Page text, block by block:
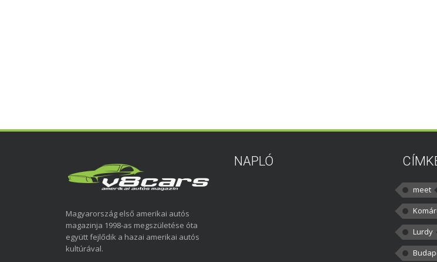
Magyarország első amerikai autós
magazinja 1998-as megszületése óta
együtt fejlődik a hazai amerikai autós
kultúrával.
NAPLÓ
meet
Lurdy